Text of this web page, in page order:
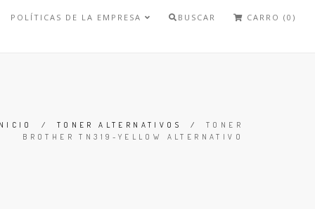
POLÍTICAS DE LA EMPRESA BUSCAR CARRO (0)
/ TONER ALTERNATIVOS / TONER
BROTHER TN319-YELLOW ALTERNATIVO